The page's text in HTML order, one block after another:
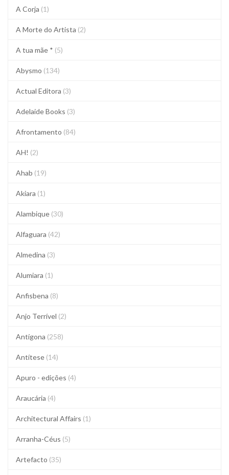
A Corja (1)
A Morte do Artista (2)
A tua mãe * (5)
Abysmo (134)
Actual Editora (3)
Adelaide Books (3)
Afrontamento (84)
AH! (2)
Ahab (19)
Akiara (1)
Alambique (30)
Alfaguara (42)
Almedina (3)
Alumiara (1)
Anfisbena (8)
Anjo Terrível (2)
Antígona (258)
Antítese (14)
Apuro - edições (4)
Araucária (4)
Architectural Affairs (1)
Arranha-Céus (5)
Artefacto (35)